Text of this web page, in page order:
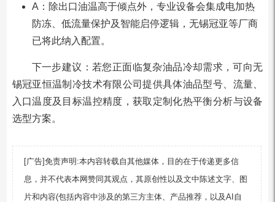
A：除出口油温高于倾点外，专业设备会集成电加热
防冻、低流量保护及智能启停逻辑，无锡冠亚等厂商
已将此纳入配置。
下一步建议：若您正面临复杂油品冷却需求，可向无
锡冠亚恒温制冷技术有限公司提供具体油品型号、流量、
入口温度及目标温控精度，获取定制化热平衡分析与设备
选型方案。
[广告]免责声明:本内容转载自其他媒体，目的在于传递更多信
息，并不代表本网赞同其观点，其原创性以及文中陈述文字、图
片和内容(包括内容中涉及的第三方主体、产品推荐，以及AI自